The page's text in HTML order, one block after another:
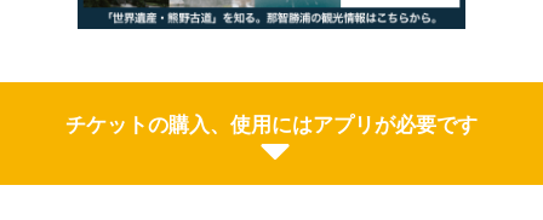
チケットの購入、使用にはアプリが必要です